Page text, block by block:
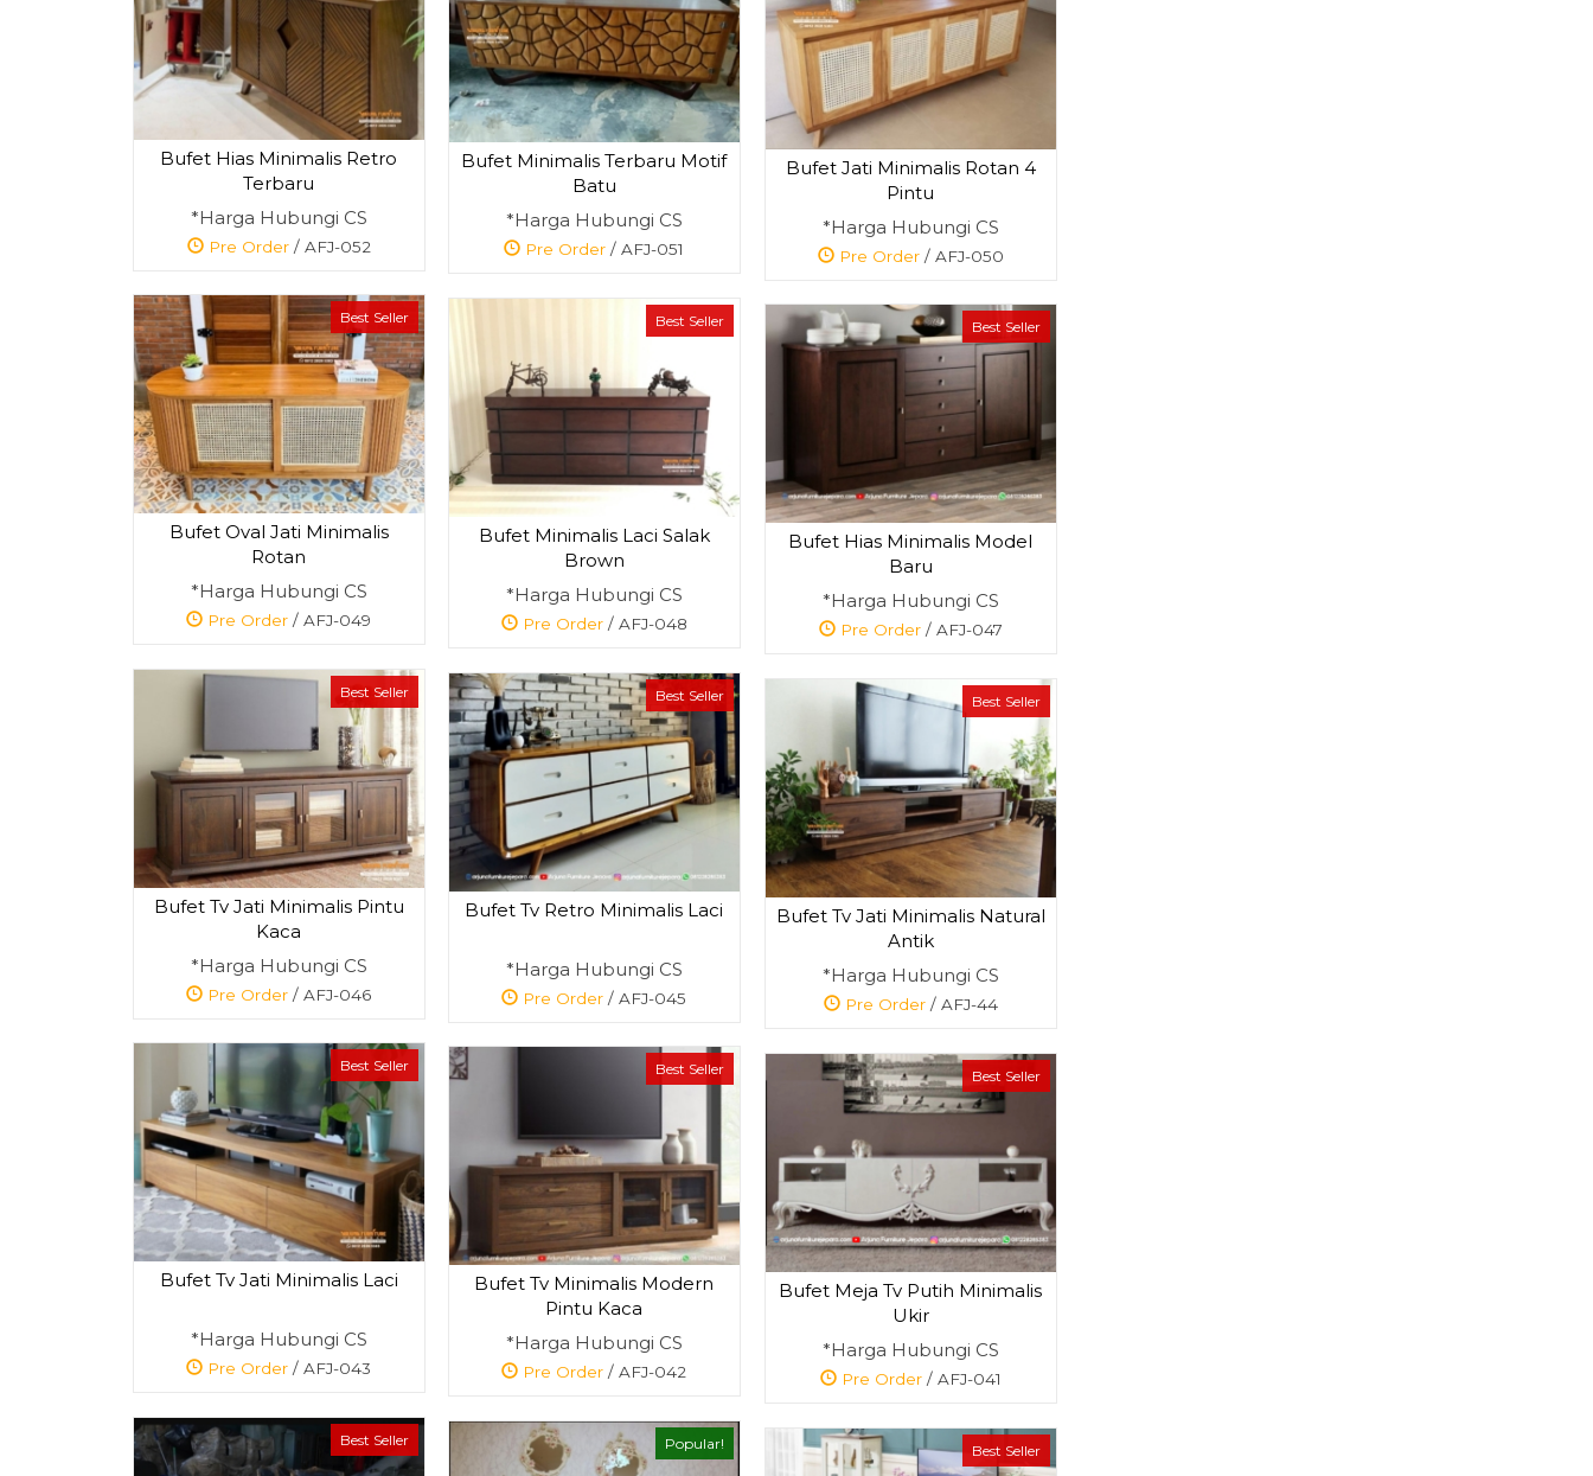
Bufet Hias Minimalis Retro
Terbaru
*Harga Hubungi CS
Pre Order/ AFJ-052
Bufet Minimalis Terbaru Motif
Batu
*Harga Hubungi CS
Pre Order / AFJ-051
Bufet Jati Minimalis Rotan 4
Pintu
*Harga Hubungi CS
Pre Order/ AFJ-050
Best Seller
Bufet Oval Jati Minimalis
Rotan
*Harga Hubungi CS
Pre Order / AFJ-049
Best Seller
Bufet Minimalis Laci Salak
Brown
*Harga Hubungi CS
Pre Order/ AFJ-048
Best Seller
Bufet Hias Minimalis Model
Baru
*Harga Hubungi CS
Pre Order/ AFJ-047
Best Seller
Bufet Tv Jati Minimalis Pintu
Kaca
*Harga Hubungi CS
Pre Order / AFJ-046
Best Seller
Bufet Tv Retro Minimalis Laci
*Harga Hubungi CS
Pre Order / AFJ-045
Best Seller
Bufet Tv Jati Minimalis Natural
Antik
*Harga Hubungi CS
Pre Order/ AFJ-44
Best Seller
Bufet Tv Jati Minimalis Laci
*Harga Hubungi CS
Pre Order / AFJ-043
Best Seller
Bufet Tv Minimalis Modern
Pintu Kaca
*Harga Hubungi CS
Pre Order / AFJ-042
Best Seller
Bufet Meja Tv Putih Minimalis
Ukir
*Harga Hubungi CS
Pre Order/ AFJ-041
Best Seller Popular! Best Seller